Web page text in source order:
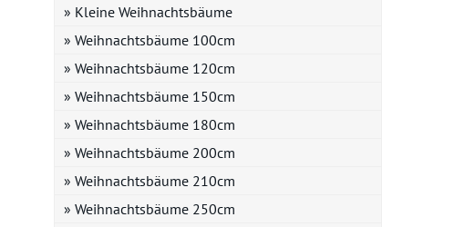
» Kleine Weihnachtsbäume
» Weihnachtsbäume 100cm
» Weihnachtsbäume 120cm
» Weihnachtsbäume 150cm
» Weihnachtsbäume 180cm
» Weihnachtsbäume 200cm
» Weihnachtsbäume 210cm
» Weihnachtsbäume 250cm